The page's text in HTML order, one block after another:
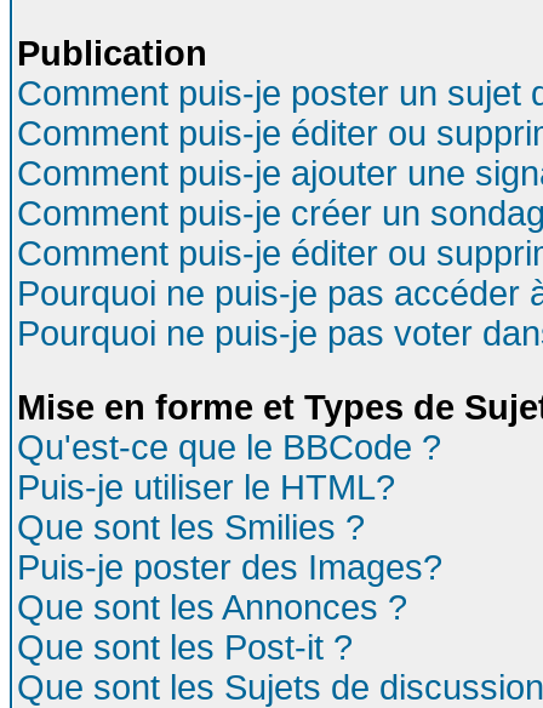
Publication
Comment puis-je poster un sujet
Comment puis-je éditer ou
Comment puis-je ajouter une
Comment puis-je créer un
Comment puis-je éditer ou
Pourquoi ne puis-je pas accéder
Pourquoi ne puis-je pas voter
Mise en forme et Types de
Qu'est-ce que le BBCode ?
Puis-je utiliser le HTML?
Que sont les Smilies ?
Puis-je poster des Images?
Que sont les Annonces ?
Que sont les Post-it ?
Que sont les Sujets de